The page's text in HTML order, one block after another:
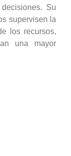
Su
supervisen la
los recursos,
una mayor